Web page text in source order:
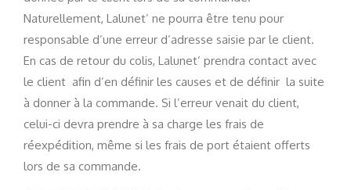
Naturellement, Lalunet’ ne pourra être tenu pour
responsable d’une erreur d’adresse saisie par le client.
En cas de retour du colis, Lalunet’ prendra contact avec
le client afin d’en définir les causes et de définir la suite
à donner à la commande. Si l’erreur venait du client,
celui-ci devra prendre à sa charge les frais de
réexpédition, même si les frais de port étaient offerts
lors de sa commande.